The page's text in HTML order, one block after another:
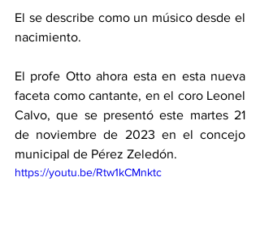
El se describe como un músico desde el
nacimiento.
El profe Otto ahora esta en esta nueva
faceta como cantante, en el coro Leonel
Calvo, que se presentó este martes 21
de noviembre de 2023 en el concejo
municipal de Pérez Zeledón.
https://youtu.be/Rtw1kCMnktc